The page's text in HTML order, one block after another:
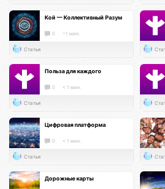
Кой — Коллективный Разум
0 ~1 мин.
Статья
Польза для каждого
0 < 1 мин.
Статья
Цифровая платформа
0 < 1 мин.
Статья
Дорожные карты